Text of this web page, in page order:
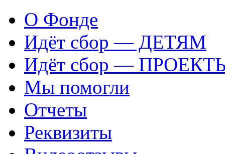
О Фонде
Идёт сбор — ДЕТЯМ
Идёт сбор —
Мы помогли
Отчеты
Реквизиты